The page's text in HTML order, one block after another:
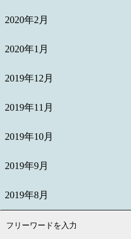
2020年2月
2020年1月
2019年12月
2019年11月
2019年10月
2019年9月
2019年8月